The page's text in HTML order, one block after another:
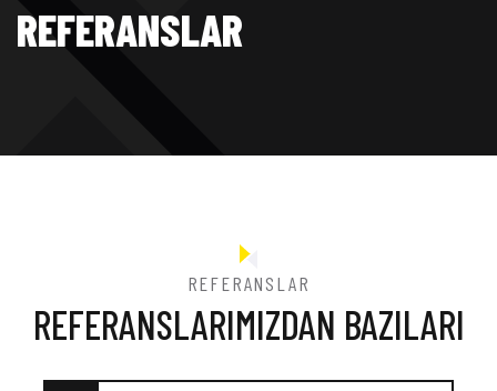
REFERANSLAR
REFERANSLAR
REFERANSLARIMIZDAN BAZILARI